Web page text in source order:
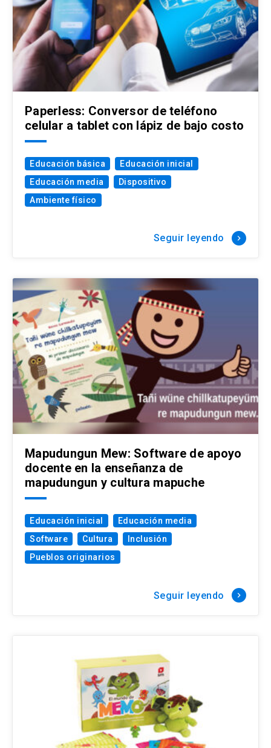
Paperless: Conversor de teléfono
celular a tablet con lápiz de bajo costo
Educación básica
Educación inicial
Educación media
Dispositivo
Ambiente físico
Seguir leyendo keyboard_arrow_right
Mapudungun Mew: Software de apoyo
docente en la enseñanza de
mapudungun y cultura mapuche
Educación inicial
Educación media
Software
Cultura
Inclusión
Pueblos originarios
Seguir leyendo keyboard_arrow_right